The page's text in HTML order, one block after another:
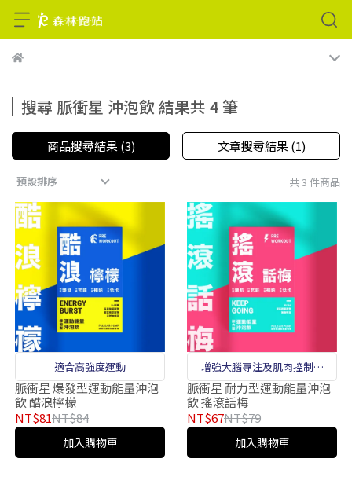
搜尋 脈衝星 沖泡飲 結果共 4 筆
商品搜尋結果 (3) 文章搜尋結果 (1)
預設排序 共 3 件商品
適合高強度運動
脈衝星 爆發型運動能量沖泡
飲 酷浪檸檬
NT$81NT$84
加入購物車
增強大腦專注及肌肉控制，
保持訓練最佳水準
脈衝星 耐力型運動能量沖泡
飲 搖滾話梅
NT$67NT$79
加入購物車